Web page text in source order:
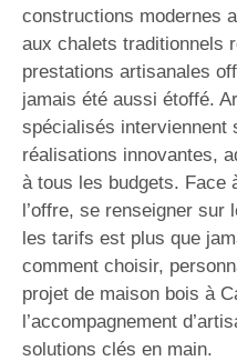
constructions modernes
aux chalets traditionnels
prestations artisanales
jamais été aussi étoffé.
spécialisés interviennent
réalisations innovantes,
à tous les budgets. Face
l’offre, se renseigner sur
les tarifs est plus que
comment choisir,
projet de maison bois à
l’accompagnement
solutions clés en main.